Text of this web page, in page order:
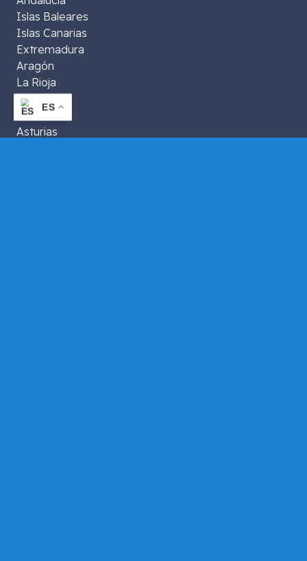
Islas Baleares
Islas Canarias
Extremadura
Aragón
La Rioja
Murcia
Galicia
Asturias
ES